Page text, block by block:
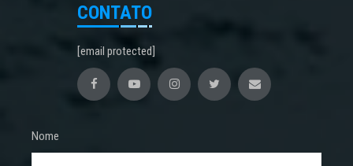
CONTATO
[email protected]
Nome